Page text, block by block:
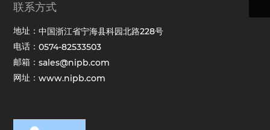
联系方式
地址：中国浙江省宁海县科园北路228号
电话：0574-82533503
邮箱：sales@nipb.com
网址：www.nipb.com